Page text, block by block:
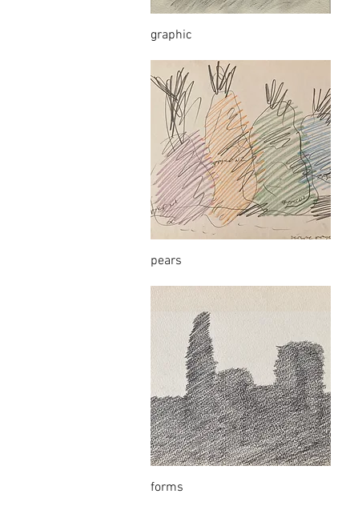
graphic
pears
forms